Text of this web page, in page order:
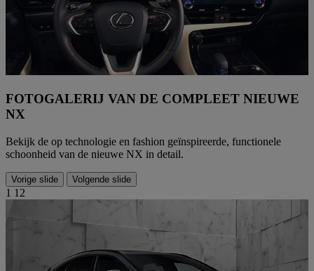
FOTOGALERIJ VAN DE COMPLEET NIEUWE
NX
Bekijk de op technologie en fashion geïnspireerde, functionele
schoonheid van de nieuwe NX in detail.
Vorige slide Volgende slide
1 12